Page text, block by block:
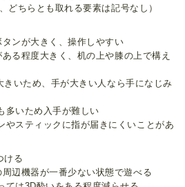
どちらとも取れる要素は記号なし）
ンが大きく、操作しやすい
ある程度大きく、机の上や膝の上で構え
いため、手が大きい人なら手になじみ
多いため入手が難しい
やスティックに指が届きにくいことがあ
ける
辺機器が一番少ない状態で遊べる